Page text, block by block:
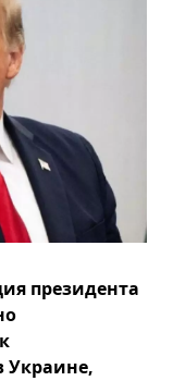
президента
Украине,